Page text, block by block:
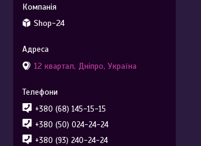
Shop-24
12 квартал, Дніпро, Україна
+380 (68) 145-15-15
+380 (50) 024-24-24
+380 (93) 240-24-24